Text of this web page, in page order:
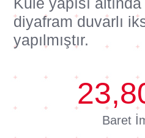
diyafram duvarlı
yapılmıştır.
Baret